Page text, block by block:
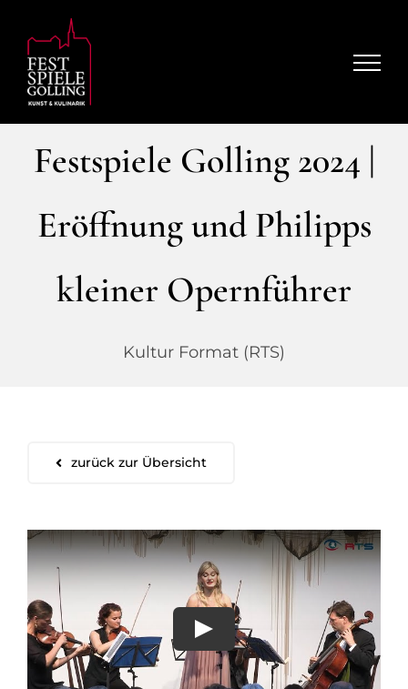
Inhalt
springen
Festspiele Golling 2024 |
Eröffnung und Philipps
kleiner Opernführer
Kultur Format (RTS)
zurück zur Übersicht